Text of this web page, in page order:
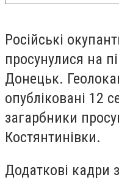
Російські
просунулися на
Донецьк.
опубліковані 12
загарбники
Костянтинівки.
Додаткові кадри